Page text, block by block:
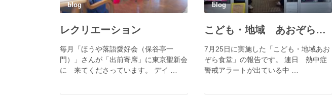
blog
レクリエーション
毎月「ほうや落語愛好会（保谷亭一
門）」さんが「出前寄席」に東京聖新会
に 来てくださっています。 デイ …
blog
こども・地域 あおぞら食堂（2026.07）
7月25日に実施した「こども・地域あお
ぞら食堂」の報告です。 連日 熱中症
警戒アラートが出ている中 …